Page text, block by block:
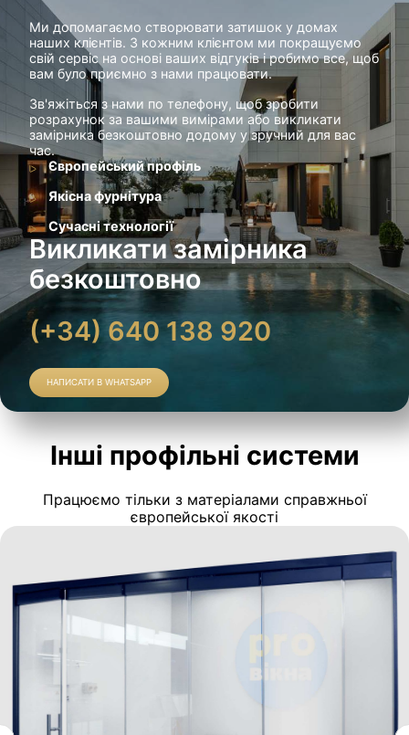
Ми допомагаємо створювати затишок у домах
наших клієнтів. З кожним клієнтом ми покращуємо
свій сервіс на основі ваших відгуків і робимо все, щоб
вам було приємно з нами працювати.
Зв'яжіться з нами по телефону, щоб зробити
розрахунок за вашими вимірами або викликати
замірника безкоштовно додому у зручний для вас
час.
Викликати замірника
безкоштовно
(+34) 640 138 920
НАПИСАТИ В WHATSAPP
Європейський профіль
Якісна фурнітура
Сучасні технології
Інші профільні системи
Працюємо тільки з матеріалами справжньої
європейської якості